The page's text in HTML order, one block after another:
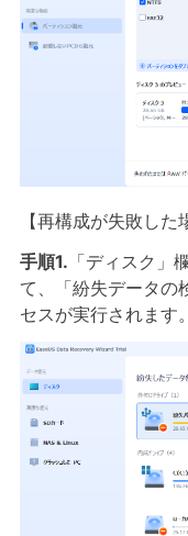
【再構成が失敗した
手順1. 「ディスク」
て、「紛失データの
セスが実行されます。